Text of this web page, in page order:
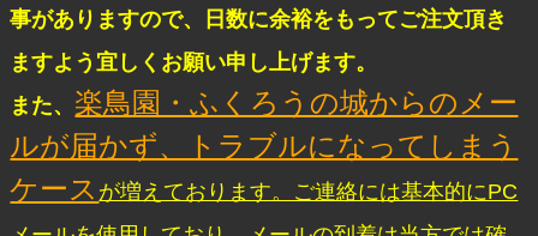
事がありますので、日数に余裕をもってご注文頂き
ますよう宜しくお願い申し上げます。
また、 楽鳥園・ふくろうの城からのメー
ルが届かず、トラブルになってしまう
ケース が増えております。ご連絡には基本的にPC